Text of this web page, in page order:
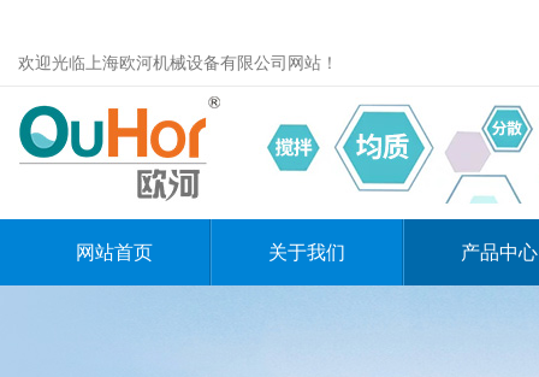
欢迎光临上海欧河机械设备有限公司网站！
网站首页 关于我们 产品中心